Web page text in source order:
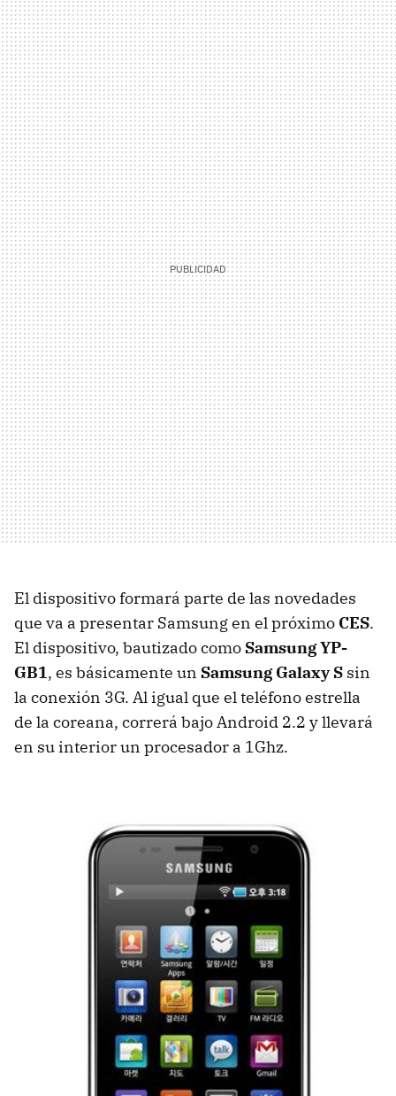
El dispositivo formará parte de las novedades
que va a presentar Samsung en el próximo CES.
El dispositivo, bautizado como Samsung YP-
GB1, es básicamente un Samsung Galaxy S sin
la conexión 3G. Al igual que el teléfono estrella
de la coreana, correrá bajo Android 2.2 y llevará
en su interior un procesador a 1Ghz.